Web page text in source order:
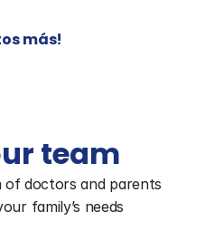
más!
team
of doctors and parents
family’s needs